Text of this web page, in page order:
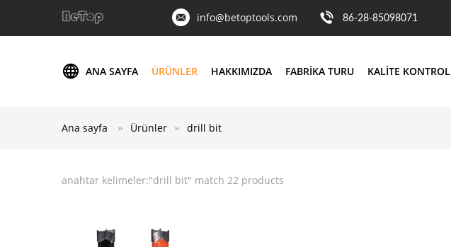
info@betoptools.com 86-28-85098071
ANA SAYFA ÜRÜNLER HAKKIMIZDA FABRIKA TURU KALITE KONTROL
Ana sayfa Ürünler drill bit
anahtar kelimeler:"drill bit" match 22 products